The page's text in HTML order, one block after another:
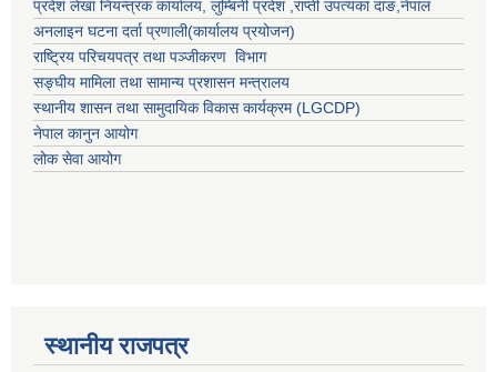
प्रदेश लेखा नियन्त्रक कार्यालय, लुम्बिनी प्रदेश ,राप्ती उपत्यका दाङ,नेपाल
अनलाइन घटना दर्ता प्रणाली(कार्यालय प्रयोजन)
राष्ट्रिय परिचयपत्र तथा पञ्जीकरण विभाग
सङ्घीय मामिला तथा सामान्य प्रशासन मन्त्रालय
स्थानीय शासन तथा सामुदायिक विकास कार्यक्रम (LGCDP)
नेपाल कानुन आयोग
लोक सेवा आयोग
स्थानीय राजपत्र